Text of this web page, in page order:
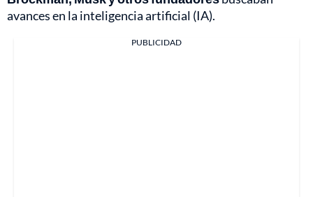
avances en la inteligencia artificial (IA).
PUBLICIDAD